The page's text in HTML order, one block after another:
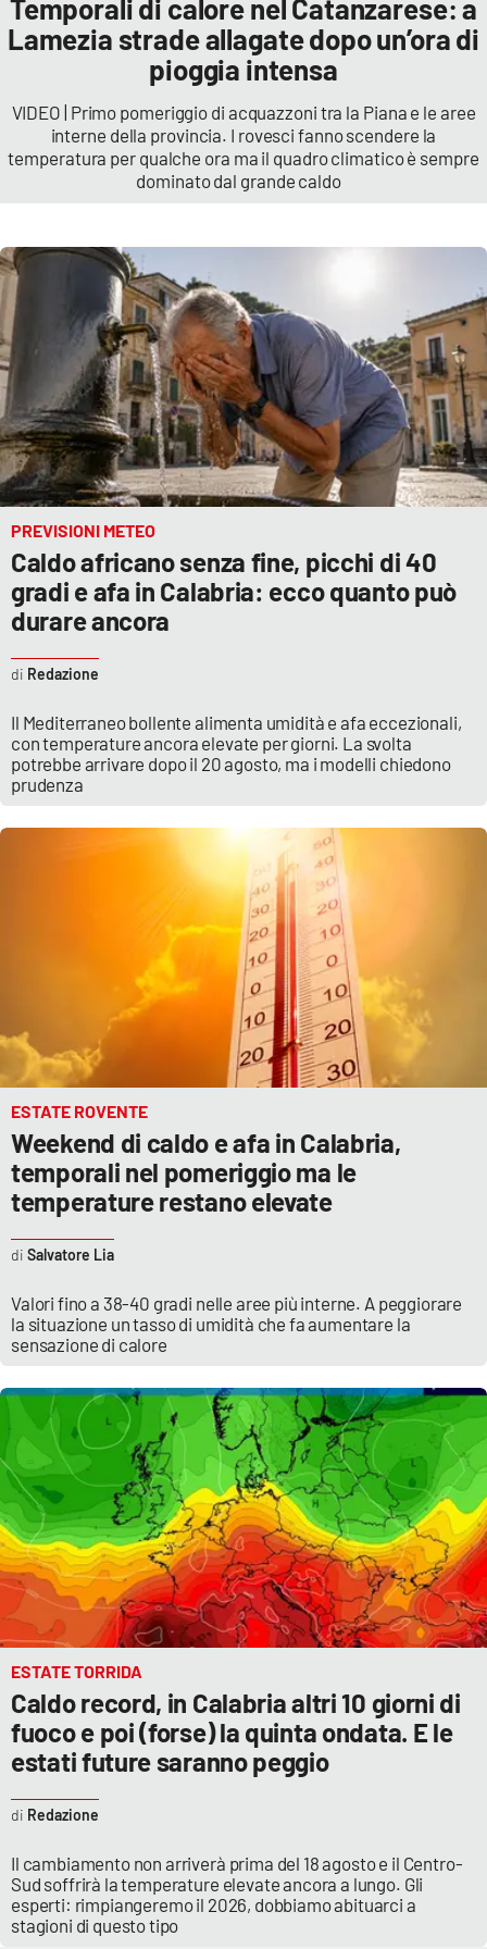
Sanità
Cultura
Editoriali
VIDEO
Ambiente
Cronaca
Cultura
Economia e Lavoro
Società
Good Morning Vietnam
Parchi Marini Calabria
Leggendo Alvaro insieme
Imprese Di Calabria
Le perfidie di Antonella Grippo
Venti di comunicazione
STREAMING
LaC TV
LaC Network
LaC OnAir
EDIZIONI
LOCALI
Catanzaro
Crotone
Vibo Valentia
Reggio Calabria
Cosenza
Lamezia Terme
Temporali di calore nel Catanzarese: a
Lamezia strade allagate dopo un’ora di
pioggia intensa
VIDEO | Primo pomeriggio di acquazzoni tra la Piana e le aree
interne della provincia. I rovesci fanno scendere la
temperatura per qualche ora ma il quadro climatico è sempre
dominato dal grande caldo
PREVISIONI METEO
Caldo africano senza fine, picchi di 40
gradi e afa in Calabria: ecco quanto può
durare ancora
Il Mediterraneo bollente alimenta umidità e afa eccezionali,
con temperature ancora elevate per giorni. La svolta
potrebbe arrivare dopo il 20 agosto, ma i modelli chiedono
prudenza
Redazione
ESTATE ROVENTE
Weekend di caldo e afa in Calabria,
temporali nel pomeriggio ma le
temperature restano elevate
Valori fino a 38-40 gradi nelle aree più interne. A peggiorare
la situazione un tasso di umidità che fa aumentare la
sensazione di calore
Salvatore Lia
ESTATE TORRIDA
Caldo record, in Calabria altri 10 giorni di
fuoco e poi (forse) la quinta ondata. E le
estati future saranno peggio
Il cambiamento non arriverà prima del 18 agosto e il Centro-
Sud soffrirà la temperature elevate ancora a lungo. Gli
esperti: rimpiangeremo il 2026, dobbiamo abituarci a
stagioni di questo tipo
Redazione